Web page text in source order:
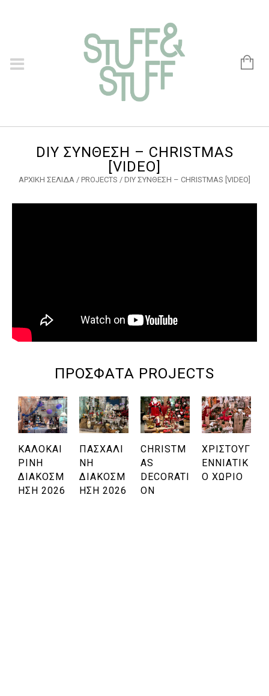
DIY ΣΎΝΘΕΣΗ – CHRISTMAS
[VIDEO]
ΑΡΧΙΚΉ ΣΕΛΊΔΑ / PROJECTS / DIY ΣΎΝΘΕΣΗ – CHRISTMAS [VIDEO]
ΠΡΌΣΦΑΤΑ PROJECTS
ΚΑΛΟΚΑΙ
ΡΙΝΉ
ΔΙΑΚΌΣΜ
ΗΣΗ 2026
ΠΑΣΧΑΛΙ
ΝΉ
ΔΙΑΚΌΣΜ
ΗΣΗ 2026
CHRISTM
AS
DECORATI
ON
ΧΡΙΣΤΟΥΓ
ΕΝΝΙΆΤΙΚ
Ο ΧΩΡΙΌ